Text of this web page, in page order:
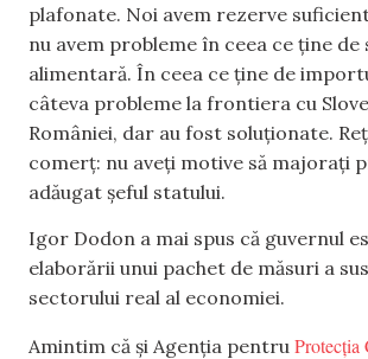
plafonate. Noi avem rezerve
nu avem probleme în ceea ce ține
alimentară. În ceea ce ține de
câteva probleme la frontiera cu
României, dar au fost soluționate.
comerț: nu aveți motive să majorați
adăugat șeful statului.
Igor Dodon a mai spus că guvernul
elaborării unui pachet de măsuri a
sectorului real al economiei.
Amintim că și Agenția pentru Protecția